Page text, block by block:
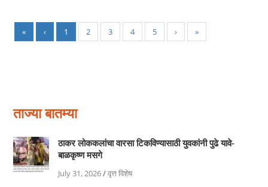
« ‹ 1 2 3 4 5 › »
ताज्या बातम्या
ठाकर लोककलांचा वारसा टिकविण्यासाठी युवकांनी पुढे यावे-
बाळकृष्ण मसगे
July 31, 2026/वृत्त विशेष